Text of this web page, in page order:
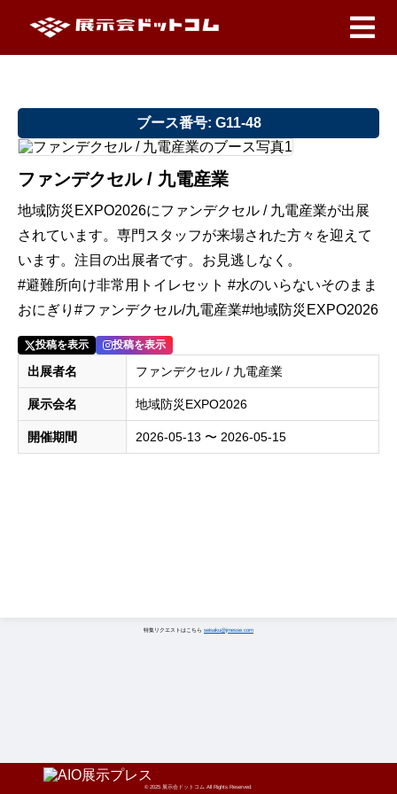
ブース番号: G11-48
ファンデクセル / 九電産業
地域防災EXPO2026にファンデクセル / 九電産業が出展
されています。専門スタッフが来場された方々を迎えて
います。注目の出展者です。お見逃しなく。
#避難所向け非常用トイレセット #水のいらないそのまま
おにぎり#ファンデクセル/九電産業#地域防災EXPO2026
投稿を表示 投稿を表示
出展者名 ファンデクセル / 九電産業
展示会名 地域防災EXPO2026
開催期間 2026-05-13 〜 2026-05-15
特集リクエストはこちら seisaku@jmesse.com
© 2025 展示会ドットコム All Rights Reserved.